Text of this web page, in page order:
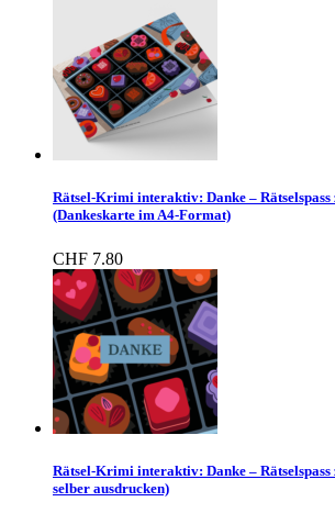
Rätsel-Krimi interaktiv: Danke – Rätselspass
(Dankeskarte im A4-Format)
CHF 7.80
Rätsel-Krimi interaktiv: Danke – Rätselspass
selber ausdrucken)